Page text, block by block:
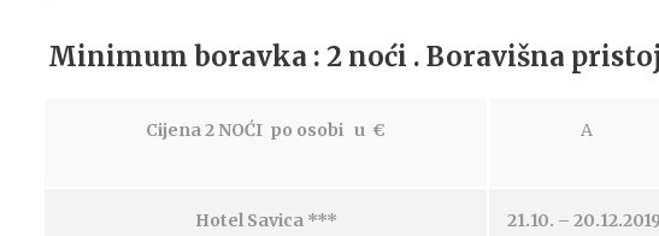
Minimum boravka : 2 noći . Boravišna
Cijena 2 NOĆI po osobi u € A
Hotel Savica *** 21.10. –